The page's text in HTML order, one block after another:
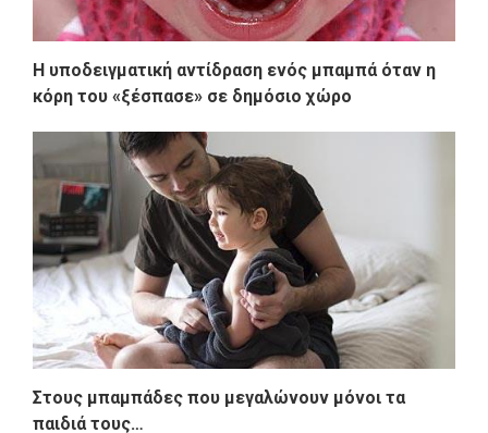
Η υποδειγματική αντίδραση ενός μπαμπά όταν η
κόρη του «ξέσπασε» σε δημόσιο χώρο
Στους μπαμπάδες που μεγαλώνουν μόνοι τα
παιδιά τους…